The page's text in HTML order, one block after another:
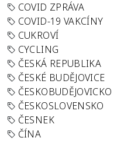
COVID ZPRÁVA
COVID-19 VAKCÍNY
CUKROVÍ
CYCLING
ČESKÁ REPUBLIKA
ČESKÉ BUDĚJOVICE
ČESKOBUDĚJOVICKO
ČESKOSLOVENSKO
ČESNEK
ČÍNA